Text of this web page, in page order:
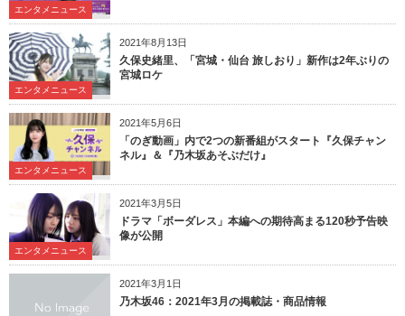
エンタメニュース
2021年8月13日
エンタメニュース
久保史緒里、「宮城・仙台 旅しおり」新作は2年ぶりの
宮城ロケ
2021年5月6日
エンタメニュース
「のぎ動画」内で2つの新番組がスタート『久保チャン
ネル』＆『乃木坂あそぶだけ』
2021年3月5日
エンタメニュース
ドラマ「ボーダレス」本編への期待高まる120秒予告映
像が公開
2021年3月1日
乃木坂46：2021年3月の掲載誌・商品情報